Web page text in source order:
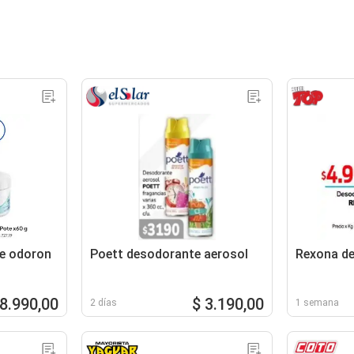
odoron Poett desodorante aerosol
2 días $ 3.190,00
Rexona
1 semana